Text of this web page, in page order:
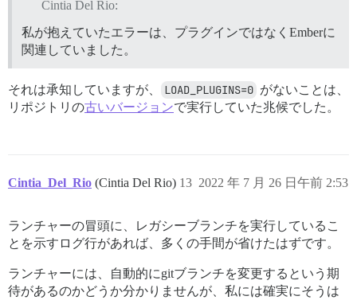
Cintia Del Rio:
私が抱えていたエラーは、プラグインではなくEmberに
関連していました。
それは承知していますが、 LOAD_PLUGINS=0 がないことは、
リポジトリの古いバージョンで実行していた兆候でした。
Cintia_Del_Rio (Cintia Del Rio) 2022 年 7 月 26 日午前 2:53
13
ランチャーの冒頭に、レガシーブランチを実行しているこ
とを示すログ行があれば、多くの手間が省けたはずです。
ランチャーには、自動的にgitブランチを変更するという期
待があるのかどうか分かりませんが、私には確実にそうは